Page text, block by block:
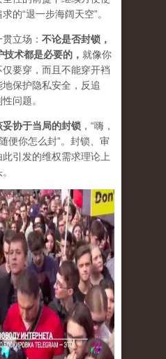
的“退一步海阔天空”。
立场： 不论是否封锁，
术都是必要的， 就像你
要穿，而且不能穿开裆
保护隐私安全，反追
问题。
协于当局的封锁 ，“嗨，
便你怎么封”。封锁、审
引发的维权需求理论上